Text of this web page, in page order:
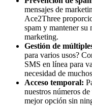
mensajes de
Ace2Three
spam y mantener su
marketing.
Gestión de
para varios usos?
SMS en línea para
necesidad de
Acceso temporal:
nuestros números
mejor opción sin